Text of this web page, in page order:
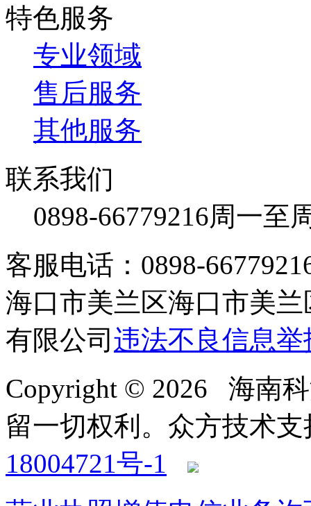
特色服务
专业领域
售后服务
其他服务
联系我们
0898-66779216周一至
客服电话：0898-
海口市美兰区海口市美
有限公司 违法不良信息举
Copyright © 2026 海南
留一切权利。 众方技术支
18004721号-1